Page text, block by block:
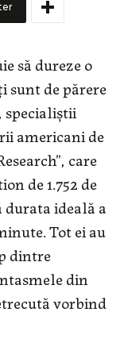
să dureze o
sunt de părere
specialiștii
americani de
care
de 1.752 de
ideală a
Tot ei au
dintre
din
vorbind